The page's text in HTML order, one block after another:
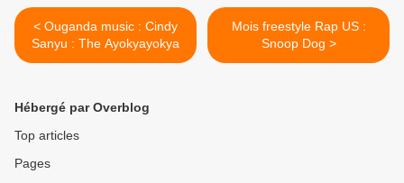
< Ouganda music : Cindy
Sanyu : The Ayokyayokya
Mois freestyle Rap US :
Snoop Dog >
Hébergé par Overblog
Top articles
Pages